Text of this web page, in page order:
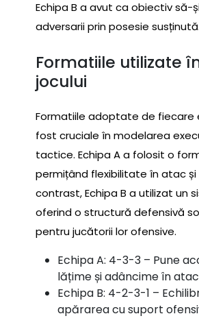
Echipa B a avut ca obiectiv să-
adversarii prin posesie susținută.
Formatiile utilizate
jocului
Formatiile adoptate de fiecare
fost cruciale în modelarea
tactice. Echipa A a folosit o
permițând flexibilitate în atac și
contrast, Echipa B a utilizat un
oferind o structură defensivă
pentru jucătorii lor ofensive.
Echipa A: 4-3-3 – Pune
lățime și adâncime în
Echipa B: 4-2-3-1 –
apărarea cu suport